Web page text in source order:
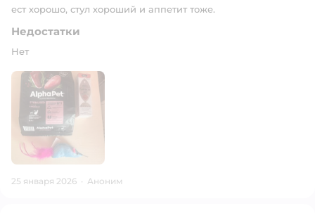
ест хорошо, стул хороший и аппетит тоже.
Недостатки
Нет
25 января 2026 · Аноним